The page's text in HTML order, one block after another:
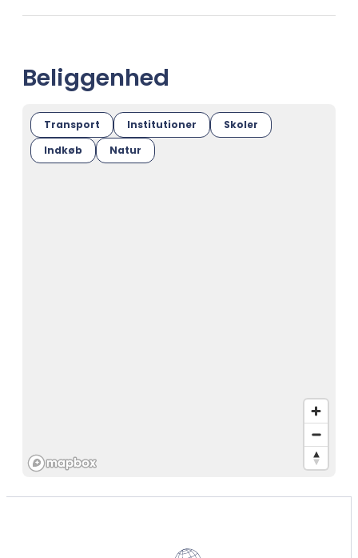
Beliggenhed
Transport Institutioner
Skoler
Indkøb
Natur